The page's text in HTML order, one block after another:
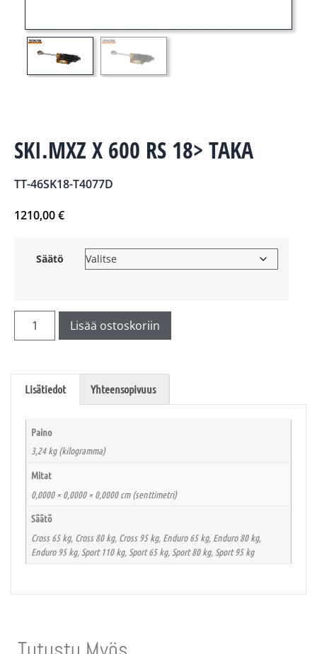
SKI.MXZ X 600 RS 18> TAKA
TT-46SK18-T4077D
1210,00€
Säätö
Lisää ostoskoriin
Lisätiedot Yhteensopivuus
Paino
3,24 kg (kilogramma)
Mitat
0,0000 × 0,0000 × 0,0000 cm (senttimetri)
Säätö
Cross 65 kg, Cross 80 kg, Cross 95 kg, Enduro 65 kg, Enduro 80 kg,
Enduro 95 kg, Sport 110 kg, Sport 65 kg, Sport 80 kg, Sport 95 kg